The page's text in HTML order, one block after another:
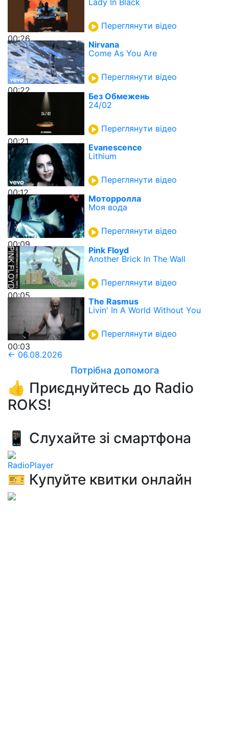
00:26
Переглянути відео
00:22
Nirvana
Come As You Are
Переглянути відео
00:21
Без Обмежень
24/02
Переглянути відео
00:12
Evanescence
Lithium
Переглянути відео
00:09
Моторролла
Моя вода
Переглянути відео
00:05
Pink Floyd
Another Brick In The Wall
Переглянути відео
00:03
The Rasmus
Livin' In A World Without You
Переглянути відео
← 06.08.2026
Потрібна допомога
👍 Приєднуйтесь до Radio
ROKS!
📱 Слухайте зі смартфона
RadioPlayer
🎫 Купуйте квитки онлайн